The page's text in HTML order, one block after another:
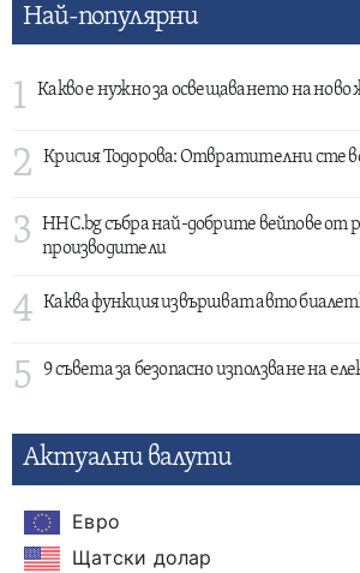
Най-популярни
1 Какво е нужно за освещаването на ново
2 Крисия Тодорова: Отвратителни сте
3
HHC.bg събра най-добрите вейпове от
производители
4 Каква функция извършват авто
5 9 съвета за безопасно използване на
Актуални валути
Евро
Щатски долар